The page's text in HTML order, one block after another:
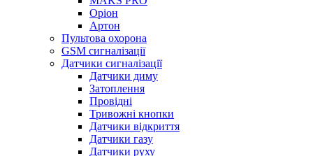
Оріон
Артон
Пультова охорона
GSM сигналізації
Датчики сигналізації
Датчики диму
Затоплення
Провідні
Тривожні кнопки
Датчики відкриття
Датчики газу
Датчики руху